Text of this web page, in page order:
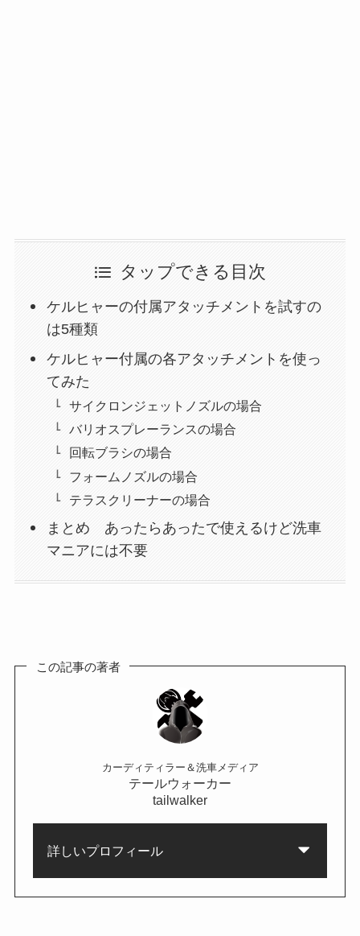
タップできる目次
ケルヒャーの付属アタッチメントを試すの
は5種類
ケルヒャー付属の各アタッチメントを使っ
てみた
サイクロンジェットノズルの場合
バリオスプレーランスの場合
回転ブラシの場合
フォームノズルの場合
テラスクリーナーの場合
まとめ あったらあったで使えるけど洗車
マニアには不要
この記事の著者
カーディティラー＆洗車メディア
テールウォーカー
tailwalker
詳しいプロフィール